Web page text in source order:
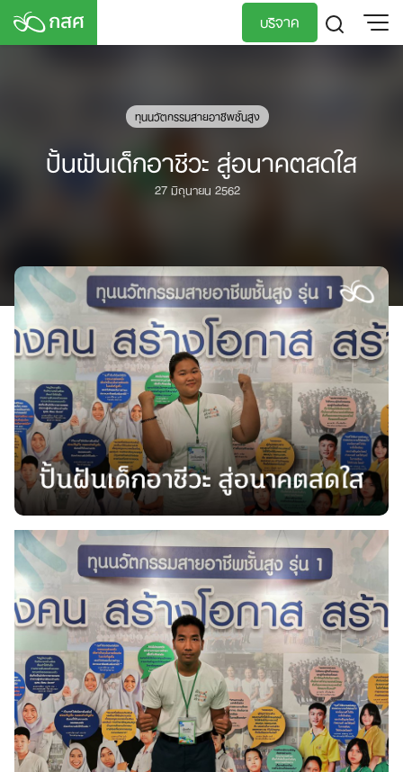
Skip
บริจาค
ทุนนวัตกรรมสายอาชีพชั้นสูง
ปั้นฝันเด็กอาชีวะ สู่อนาคตสดใส
27 มิถุนายน 2562